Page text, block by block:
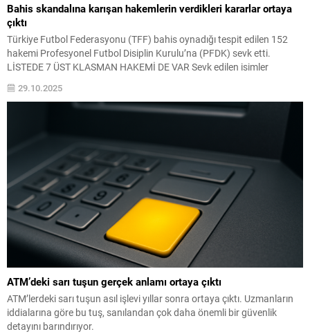
Bahis skandalına karışan hakemlerin verdikleri kararlar ortaya
çıktı
Türkiye Futbol Federasyonu (TFF) bahis oynadığı tespit edilen 152
hakemi Profesyonel Futbol Disiplin Kurulu’na (PFDK) sevk etti.
LİSTEDE 7 ÜST KLASMAN HAKEMİ DE VAR Sevk edilen isimler
29.10.2025
ATM’deki sarı tuşun gerçek anlamı ortaya çıktı
ATM’lerdeki sarı tuşun asıl işlevi yıllar sonra ortaya çıktı. Uzmanların
iddialarına göre bu tuş, sanılandan çok daha önemli bir güvenlik
detayını barındırıyor.